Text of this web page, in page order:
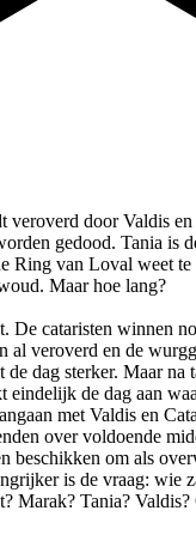
veroverd door Valdis
gedood. Tania is
Ring van Loval weet
Maar hoe lang?
De cataristen winnen
al veroverd en de
dag sterker. Maar na
eindelijk de dag aan
met Valdis en
over voldoende
beschikken om als
is de vraag: wie
Marak? Tania?